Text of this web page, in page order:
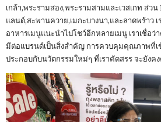
เกล้า,พระรามสอง,พระรามสามและเวสเกท ส่ว
แลนด์,สะพานควาย,เมกะบางนา,และลาดพร้าว
อาหารเมนูแนะนำไปโชว์อีกหลายเมนู เราเชื่อ
มีต่อแบรนด์เป็นสิ่งสำคัญ การควบคุมคุณภาพที่เ
ประกอบกับนวัตกรรมใหม่ๆ ที่เราคัดสรร จะยังค